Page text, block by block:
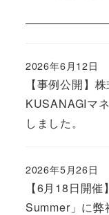
【事例公開】
KUSANAGIマ
しました。
Published
2026年6月12日
【6月18日開
Summer」に弊
Published
2026年5月26日